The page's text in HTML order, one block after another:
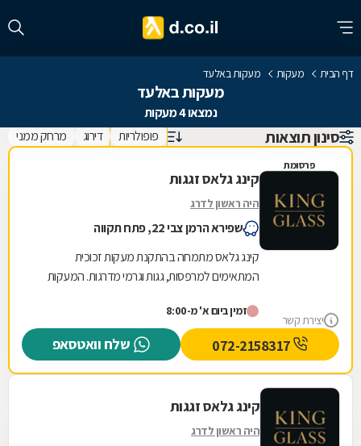
דף הבית מעקות מעקות באלעד
מעקות באלעד
נמצאו 4 מעקות
סינון תוצאות פופולריות דירוג מרחק ממני
פרסומת
יצירת קשר
קינג גלאס זגגות
היה ראשון לדרג
שפירא הרמן צבי 22, פתח תקווה
קינג גלאס מתמחה בהתקנת מעקות זכוכית
המתאימים למרפסות, גגות וגרמי מדרגות. המעקות
על שקיפות והרגשת...
זמין ביום א' מ-8:00
שלח וואטסאפ
קינג גלאס זגגות
היה ראשון לדרג